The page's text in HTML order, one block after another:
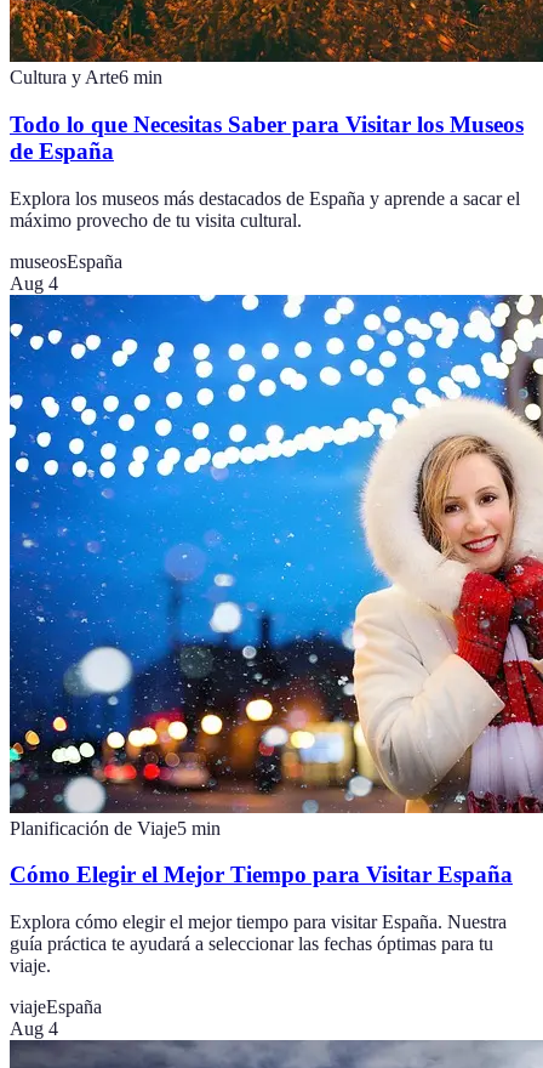
Cultura y Arte6 min
Todo lo que Necesitas Saber para Visitar los Museos
de España
Explora los museos más destacados de España y aprende a sacar el
máximo provecho de tu visita cultural.
museosEspaña
Aug 4
Planificación de Viaje5 min
Cómo Elegir el Mejor Tiempo para Visitar España
Explora cómo elegir el mejor tiempo para visitar España. Nuestra
guía práctica te ayudará a seleccionar las fechas óptimas para tu
viaje.
viajeEspaña
Aug 4